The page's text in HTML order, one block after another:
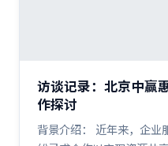
访谈记录：北京中赢
作探讨
背景介绍： 近年来，企业